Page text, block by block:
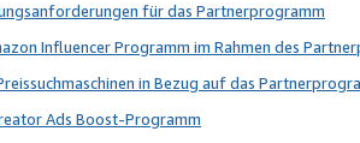
für das Partnerprogramm
Influencer Programm im Rahmen des
in Bezug auf das
Ads Boost-Programm